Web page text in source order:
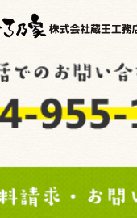
ト情報
りのこだわり
りの流れ
例